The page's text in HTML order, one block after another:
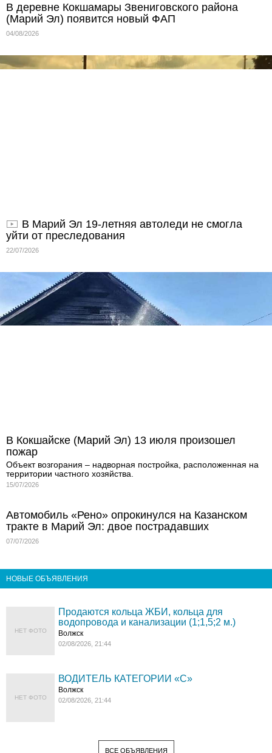
В деревне Кокшамары Звениговского района
(Марий Эл) появится новый ФАП
04/08/2026
В Марий Эл 19-летняя автоледи не смогла
уйти от преследования
22/07/2026
В Кокшайске (Марий Эл) 13 июля произошел
пожар
Объект возгорания – надворная постройка, расположенная на
территории частного хозяйства.
15/07/2026
Автомобиль «Рено» опрокинулся на Казанском
тракте в Марий Эл: двое пострадавших
07/07/2026
НОВЫЕ ОБЪЯВЛЕНИЯ
НЕТ ФОТО
Продаются кольца ЖБИ, кольца для
водопровода и канализации (1;1,5;2 м.)
Волжск
02/08/2026, 21:44
НЕТ ФОТО
ВОДИТЕЛЬ КАТЕГОРИИ «C»
Волжск
02/08/2026, 21:44
ВСЕ ОБЪЯВЛЕНИЯ